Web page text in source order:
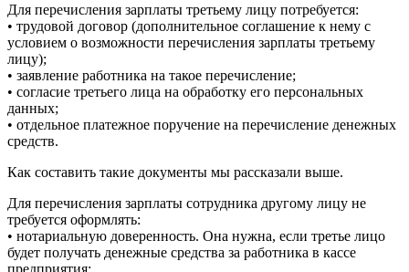
Для перечисления зарплаты третьему лицу потребуется:
• трудовой договор (дополнительное соглашение к нему с
условием о возможности перечисления зарплаты третьему
лицу);
• заявление работника на такое перечисление;
• согласие третьего лица на обработку его персональных
данных;
• отдельное платежное поручение на перечисление денежных
средств.
Как составить такие документы мы рассказали выше.
Для перечисления зарплаты сотрудника другому лицу не
требуется оформлять:
• нотариальную доверенность. Она нужна, если третье лицо
будет получать денежные средства за работника в кассе
предприятия;